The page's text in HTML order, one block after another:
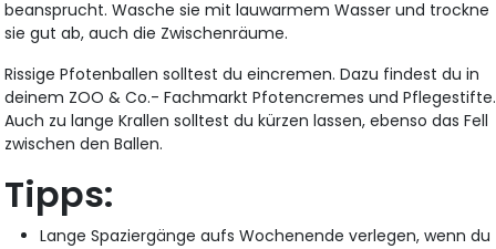
beansprucht. Wasche sie mit lauwarmem Wasser und trockne
sie gut ab, auch die Zwischenräume.
Rissige Pfotenballen solltest du eincremen. Dazu findest du in
deinem ZOO & Co.- Fachmarkt Pfotencremes und Pflegestifte.
Auch zu lange Krallen solltest du kürzen lassen, ebenso das Fell
zwischen den Ballen.
Tipps:
Lange Spaziergänge aufs Wochenende verlegen, wenn du